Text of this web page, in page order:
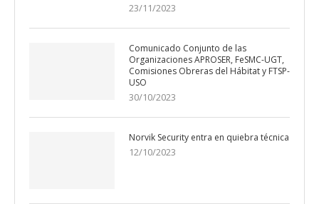
23/11/2023
Comunicado Conjunto de las
Organizaciones APROSER, FeSMC-UGT,
Comisiones Obreras del Hábitat y FTSP-
USO
30/10/2023
Norvik Security entra en quiebra técnica
12/10/2023